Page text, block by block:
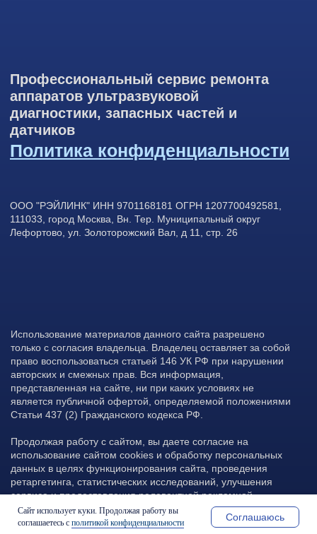
Сайт использует куки. Продолжая работу вы
соглашаетесь с политикой конфиденциальности
Соглашаюсь